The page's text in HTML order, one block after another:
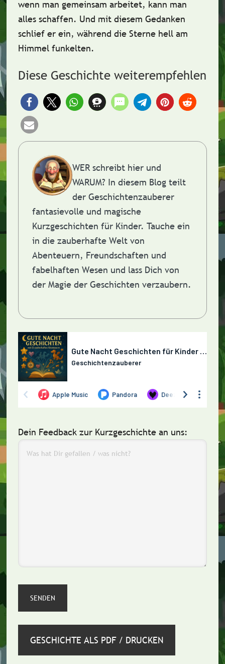
wenn man gemeinsam arbeitet, kann man
alles schaffen. Und mit diesem Gedanken
schlief er ein, während die Sterne hell am
Himmel funkelten.
Diese Geschichte weiterempfehlen
WER schreibt hier und
WARUM? In diesem Blog teilt
der Geschichtenzauberer
fantasievolle und magische
Kurzgeschichten für Kinder. Tauche ein
in die zauberhafte Welt von
Abenteuern, Freundschaften und
fabelhaften Wesen und lass Dich von
der Magie der Geschichten verzaubern.
Dein Feedback zur Kurzgeschichte an uns:
GESCHICHTE ALS PDF / DRUCKEN